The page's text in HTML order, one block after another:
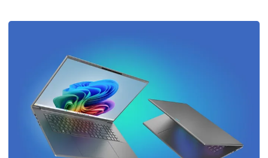
heures selon les tests officiels.